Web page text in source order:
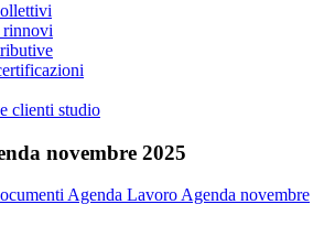
rinnovi
clienti studio
novembre 2025
Agenda LavoroAgenda novembre